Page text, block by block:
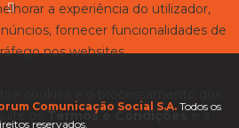
Comunicação Social S.A. Todos os
reservados.
a experiência do utilizador,
fornecer funcionalidades de
nos websites.
osTermos e Condiçõese a